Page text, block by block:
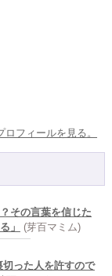
ロフィールを見る。
その言葉を信じた
」
(芽百マミム)
切った人を許すので